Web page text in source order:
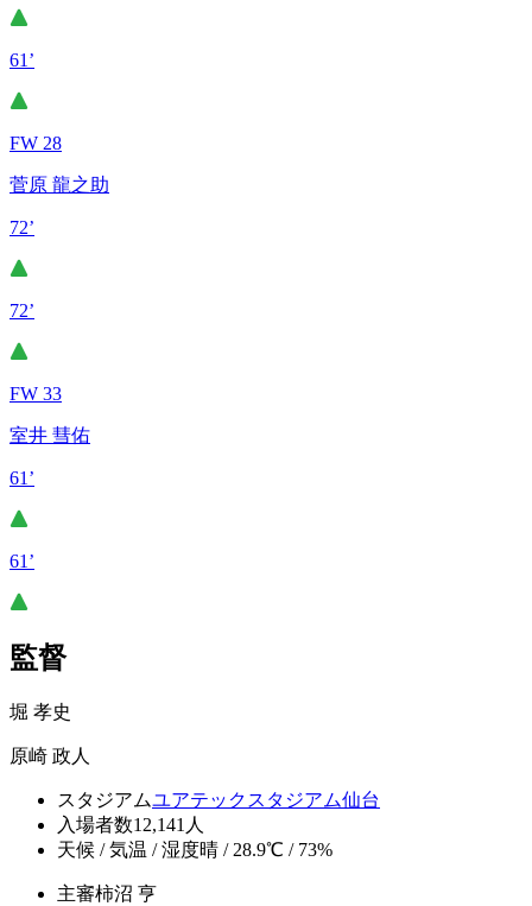
61’
FW 28
菅原 龍之助
72’
72’
FW 33
室井 彗佑
61’
61’
監督
堀 孝史
原崎 政人
スタジアムユアテックスタジアム仙台
入場者数12,141人
天候 / 気温 / 湿度晴 / 28.9℃ / 73%
主審柿沼 亨